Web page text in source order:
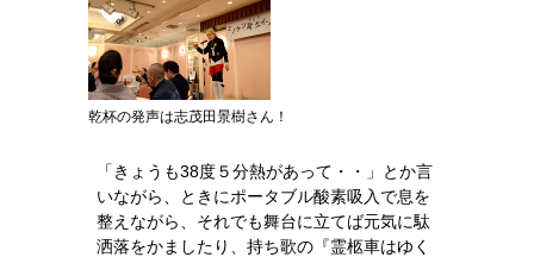
乾杯の発声は志茂田景樹さん！
「きょうも38度５分熱があって・・」とか言
いながら、ときにポータブル酸素吸入で息を
整えながら、それでも舞台に立てば元気に駄
洒落をかましたり、持ち歌の『霊柩車はゆく